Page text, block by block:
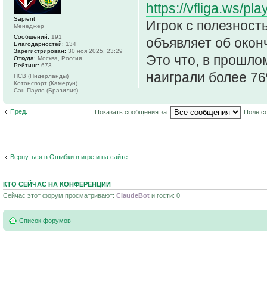
https://vfliga.ws/
Игрок с
объявляет об
Это что, в
наиграли более
Sapient
Менеджер
Сообщений: 191
Благодарностей: 134
Зарегистрирован: 30 ноя 2025, 23:29
Откуда: Москва, Россия
Рейтинг: 673
ПСВ (Нидерланды)
Котонспорт (Камерун)
Сан-Пауло (Бразилия)
Пред. Показать сообщения за: Поле
Вернуться в Ошибки в игре и на сайте
КТО СЕЙЧАС НА КОНФЕРЕНЦИИ
Сейчас этот форум просматривают: ClaudeBot и гости: 0
Список форумов